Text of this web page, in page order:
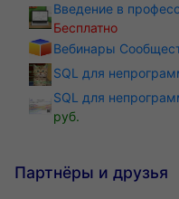
Введение в
Бесплатно
Вебинары
SQL для
SQL для
руб.
Партнёры и друзья